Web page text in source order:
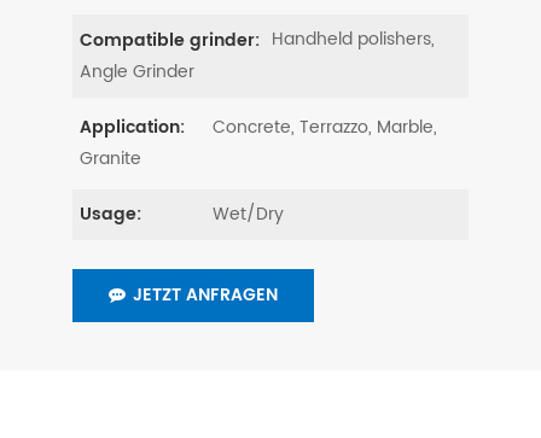
Compatible grinder: Handheld polishers,
Angle Grinder
Application:
Concrete, Terrazzo, Marble,
Granite
Usage: Wet/Dry
JETZT ANFRAGEN